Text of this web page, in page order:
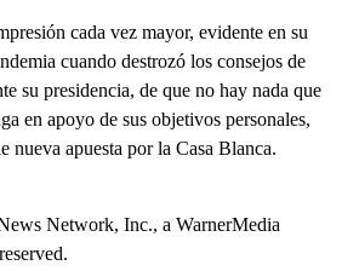
cada vez mayor, evidente en su
cuando destrozó los consejos de
su presidencia, de que no hay nada que
en apoyo de sus objetivos personales,
nueva apuesta por la Casa Blanca.
Network, Inc., a WarnerMedia